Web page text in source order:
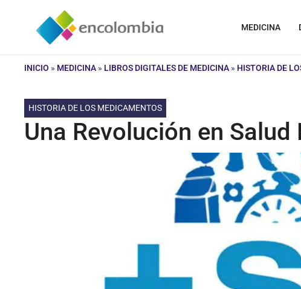
contenido
MEDICINA
INICIO » MEDICINA » LIBROS DIGITALES DE MEDICINA » HISTORIA DE
HISTORIA DE LOS MEDICAMENTOS
Una Revolución en